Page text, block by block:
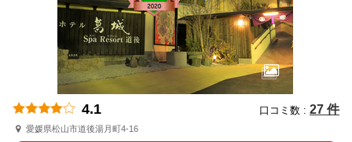
4.1 口コミ数 : 27 件
愛媛県松山市道後湯月町4-16